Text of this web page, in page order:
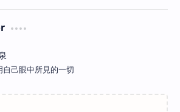
己眼中所見的一切